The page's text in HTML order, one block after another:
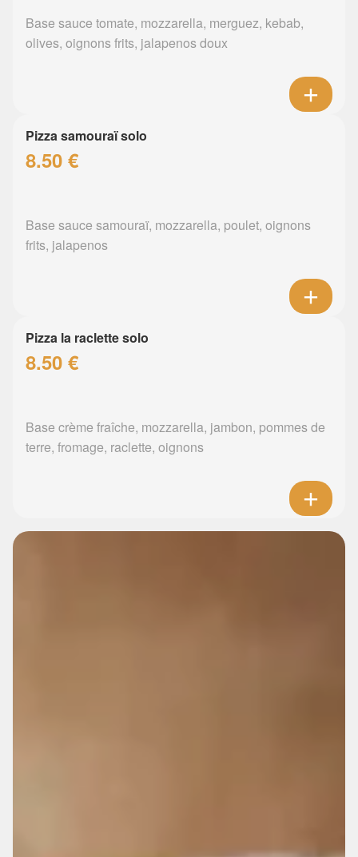
Base sauce tomate, mozzarella, merguez, kebab,
olives, oignons frits, jalapenos doux
Pizza samouraï solo
8.50 €
Base sauce samouraï, mozzarella, poulet, oignons
frits, jalapenos
Pizza la raclette solo
8.50 €
Base crème fraîche, mozzarella, jambon, pommes de
terre, fromage, raclette, oignons